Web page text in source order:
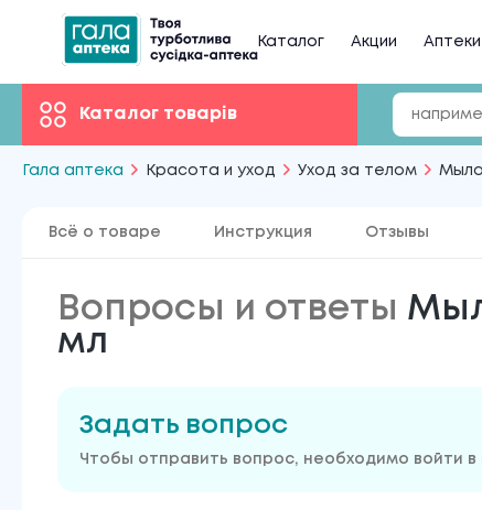
Каталог Акции Аптеки
Каталог товарів
Гала аптека Красота и уход Уход за телом Мыло
Всё о товаре Инструкция Отзывы
Вопросы и ответы
мл
Задать вопрос
Чтобы отправить вопрос, необходимо войти в